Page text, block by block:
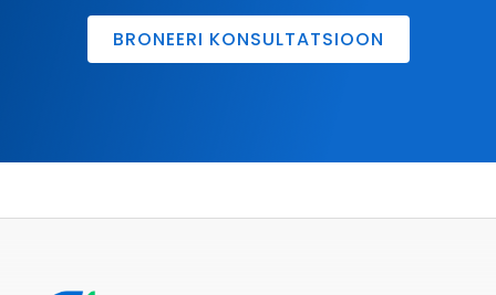
BRONEERI KONSULTATSIOON